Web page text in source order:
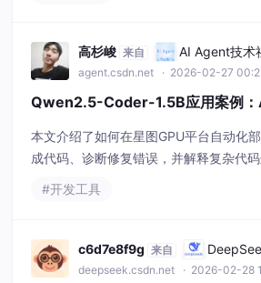
高杉峻 来自 AI Agent技术
agent.csdn.net · 2026-02-27
Qwen2.5-Coder-1.5B应用案例：
本文介绍了如何在星图GPU平台自动化
成代码、诊断修复错误，并解释复杂代
#开发工具
c6d7e8f9g 来自
deepseek.csdn.net · 2026-02-28